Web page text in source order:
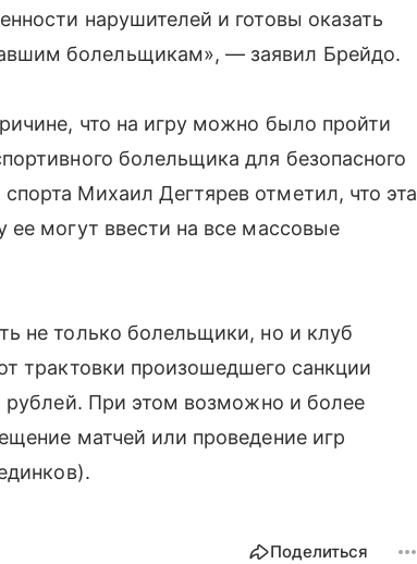
нарушителей и готовы оказать
болельщикам», — заявил Брейдо.
что на игру можно было пройти
болельщика для безопасного
Михаил Дегтярев отметил, что эта
ее могут ввести на все массовые
не только болельщики, но и клуб
трактовки произошедшего санкции
При этом возможно и более
матчей или проведение игр
Поделиться